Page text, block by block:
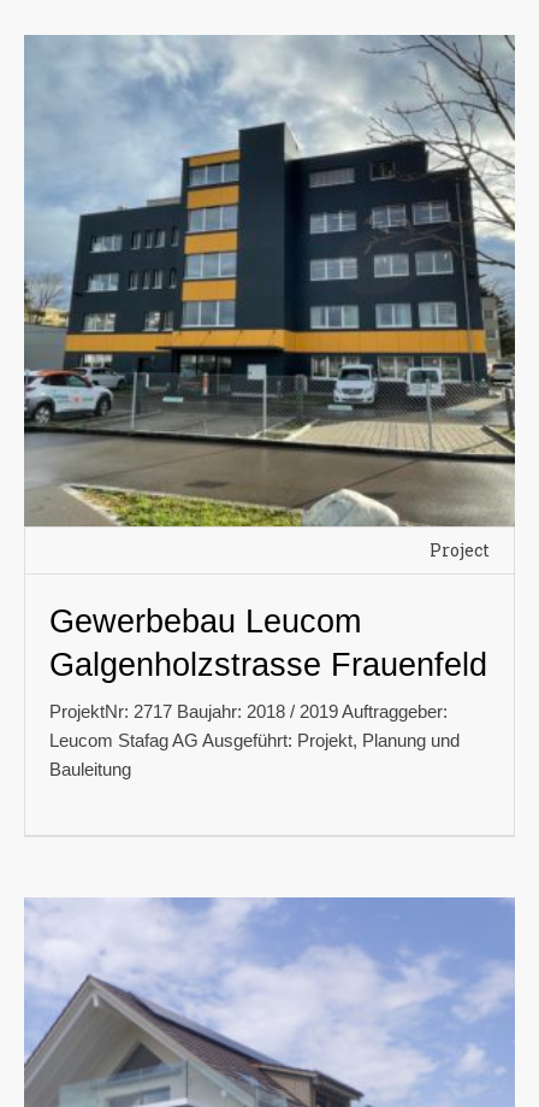
Project
Gewerbebau Leucom
Galgenholzstrasse Frauenfeld
ProjektNr: 2717 Baujahr: 2018 / 2019 Auftraggeber:
Leucom Stafag AG Ausgeführt: Projekt, Planung und
Bauleitung